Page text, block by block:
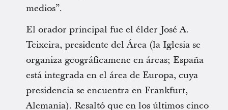
medios”.
El orador principal fue el élder José A.
Teixeira, presidente del Área (la Iglesia se
organiza geográficamene en áreas; España
está integrada en el área de Europa, cuya
presidencia se encuentra en Frankfurt,
Alemania). Resaltó que en los últimos cinco